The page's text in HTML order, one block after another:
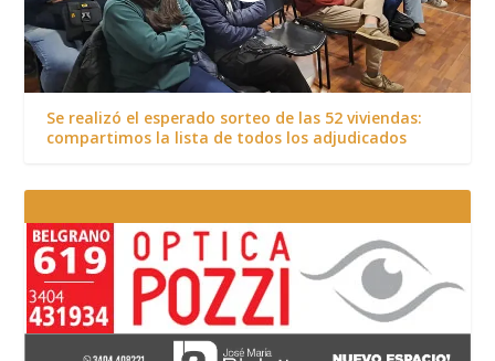
Se realizó el esperado sorteo de las 52 viviendas:
compartimos la lista de todos los adjudicados